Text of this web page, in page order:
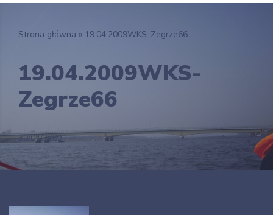
Strona główna » 19.04.2009WKS-Zegrze66
19.04.2009WKS-
Zegrze66
30/04/2009